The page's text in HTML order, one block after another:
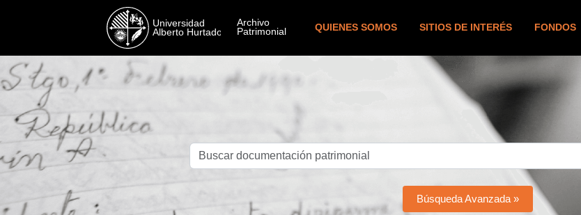
QUIENES SOMOS SITIOS DE INTERÉS FONDOS
Búsqueda Avanzada »